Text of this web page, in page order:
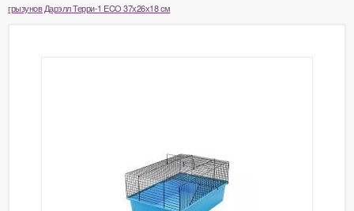
грызунов Дарэлл Терри-1 ECO 37х26х18 см